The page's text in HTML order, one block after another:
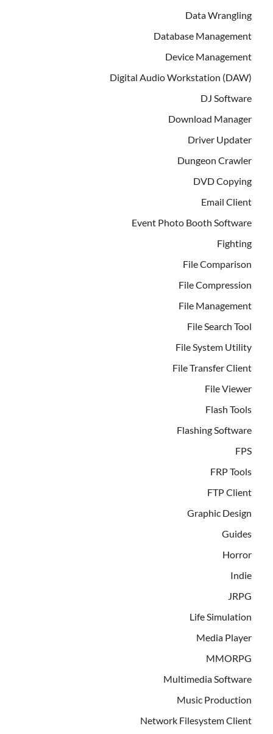
Data Wrangling
Database Management
Device Management
Digital Audio Workstation (DAW)
DJ Software
Download Manager
Driver Updater
Dungeon Crawler
DVD Copying
Email Client
Event Photo Booth Software
Fighting
File Comparison
File Compression
File Management
File Search Tool
File System Utility
File Transfer Client
File Viewer
Flash Tools
Flashing Software
FPS
FRP Tools
FTP Client
Graphic Design
Guides
Horror
Indie
JRPG
Life Simulation
Media Player
MMORPG
Multimedia Software
Music Production
Network Filesystem Client